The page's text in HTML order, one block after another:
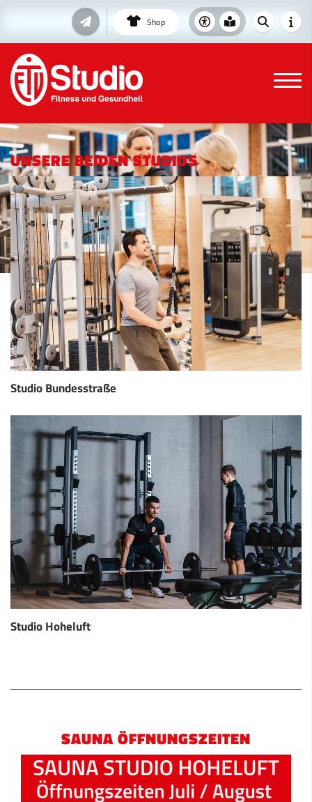
Shop
UNSERE BEIDEN STUDIOS
Studio Bundesstraße
Studio Hoheluft
SAUNA ÖFFNUNGSZEITEN